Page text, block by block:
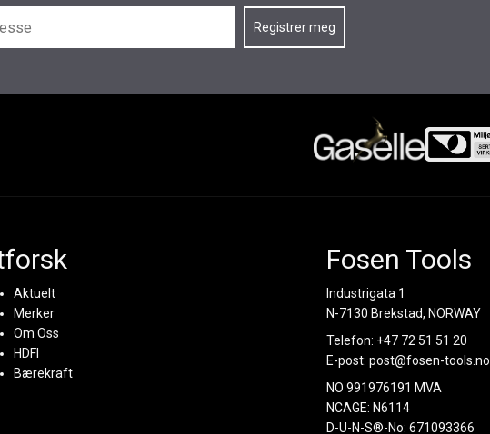
Aktuelt
Merker
Om Oss
HDFI
Bærekraft
Fosen Tools
Industrigata 1
N-7130 Brekstad, NORWAY
Telefon: +47 72 51 51 20
E-post:post@fosen-tools.no
NO 991976191 MVA
NCAGE: N6114
D-U-N-S®-No: 671093366